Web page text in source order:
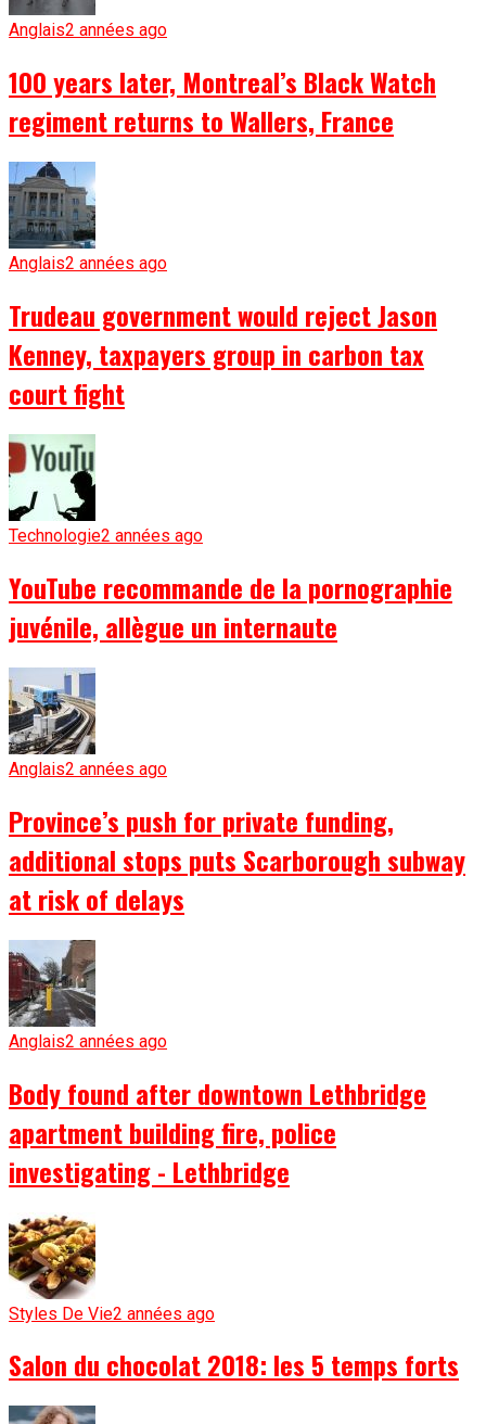
Anglais2 années ago
100 years later, Montreal’s Black Watch
regiment returns to Wallers, France
Anglais2 années ago
Trudeau government would reject Jason
Kenney, taxpayers group in carbon tax
court fight
Technologie2 années ago
YouTube recommande de la pornographie
juvénile, allègue un internaute
Anglais2 années ago
Province’s push for private funding,
additional stops puts Scarborough subway
at risk of delays
Anglais2 années ago
Body found after downtown Lethbridge
apartment building fire, police
investigating - Lethbridge
Styles De Vie2 années ago
Salon du chocolat 2018: les 5 temps forts